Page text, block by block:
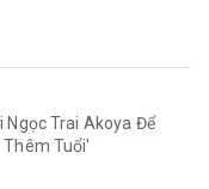
Ngọc Trai Akoya Để
Thêm Tuổi'